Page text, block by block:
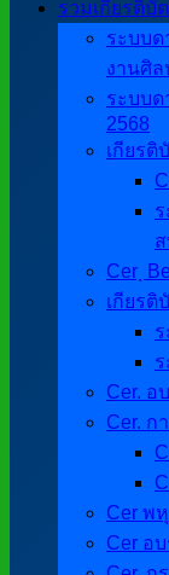
รวมเกียรติบั
ระบบ
งานศิ
ระบบ
2568
เกียรติ
Cer
เกียรติ
Cer. อ
Cer. ก
Cer พ
Cer อ